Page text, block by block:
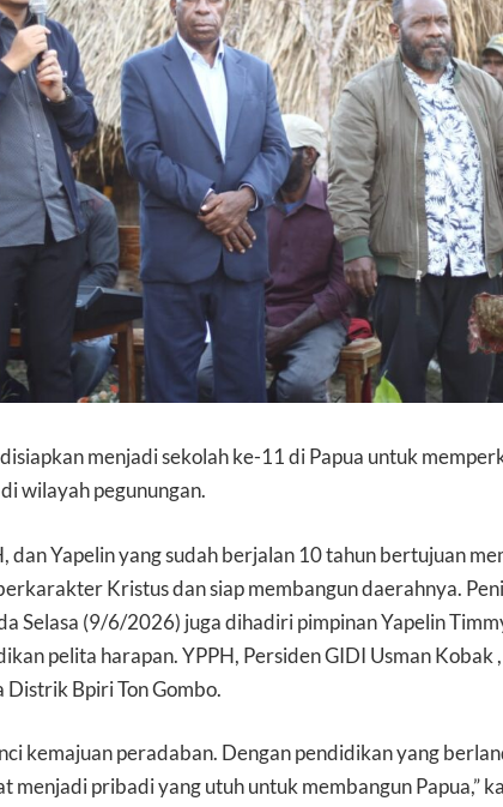
menjadi sekolah ke-11 di Papua untuk
wilayah pegunungan.
dan Yapelin yang sudah berjalan 10 tahun bertujuan
Kristus dan siap membangun daerahnya.
Selasa (9/6/2026) juga dihadiri pimpinan Yapelin
pelita harapan. YPPH, Persiden GIDI Usman Kobak ,
Bpiri Ton Gombo.
kemajuan peradaban. Dengan pendidikan yang
menjadi pribadi yang utuh untuk membangun Papua,”